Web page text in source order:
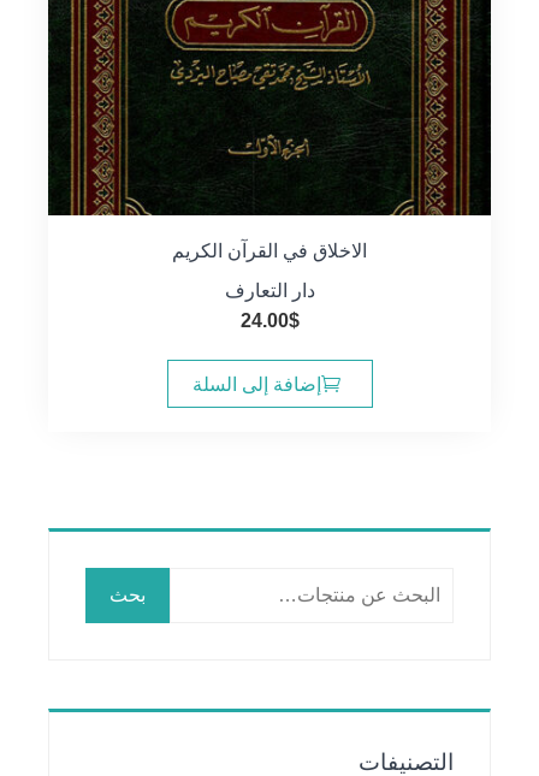
الاخلاق في القرآن الكريم
دار التعارف
24.00$
إضافة إلى السلة
بحث
التصنيفات